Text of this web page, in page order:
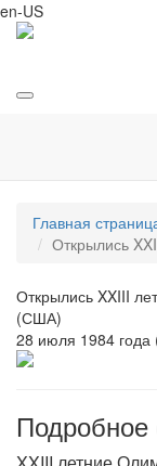
en-US
Главная
Открылись
Открылись XXIII
(США)
28 июля 1984 года
Подробное